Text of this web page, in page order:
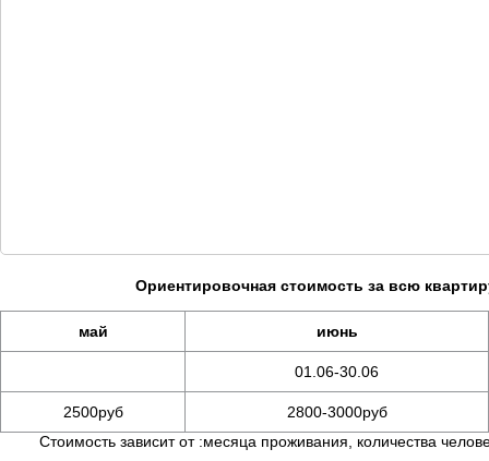
Ориентировочная стоимость за всю
май июнь
01.06-30.06
2500руб
2800-3000руб
Стоимость зависит от :месяца проживания, количества